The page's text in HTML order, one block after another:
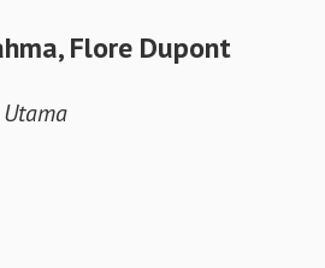
Flore Dupont
Utama